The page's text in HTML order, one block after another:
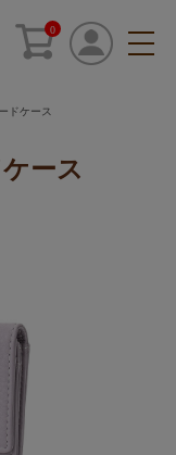
0
ドケース
ース